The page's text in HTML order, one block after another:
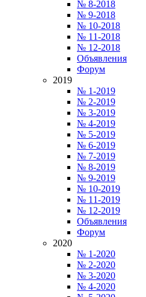
№ 8-2018
№ 9-2018
№ 10-2018
№ 11-2018
№ 12-2018
Объявления
Форум
2019
№ 1-2019
№ 2-2019
№ 3-2019
№ 4-2019
№ 5-2019
№ 6-2019
№ 7-2019
№ 8-2019
№ 9-2019
№ 10-2019
№ 11-2019
№ 12-2019
Объявления
Форум
2020
№ 1-2020
№ 2-2020
№ 3-2020
№ 4-2020